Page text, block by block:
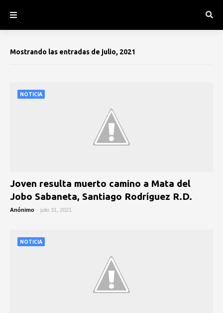
Mostrando las entradas de julio, 2021
NOTICIA
Joven resulta muerto camino a Mata del
Jobo Sabaneta, Santiago Rodríguez R.D.
Anónimo - julio 31, 2021
NOTICIA